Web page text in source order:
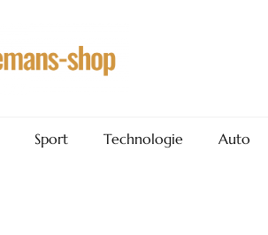
Sport Technologie Auto